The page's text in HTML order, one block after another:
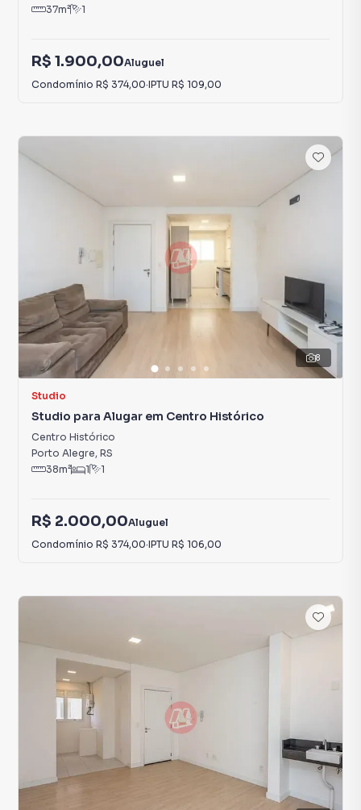
37m² 1
R$ 1.900,00Aluguel
Condomínio R$ 374,00·IPTU R$ 109,00
8
Studio
Studio para Alugar em Centro Histórico
Centro Histórico
Porto Alegre, RS
38m² 1 1
R$ 2.000,00Aluguel
Condomínio R$ 374,00·IPTU R$ 106,00